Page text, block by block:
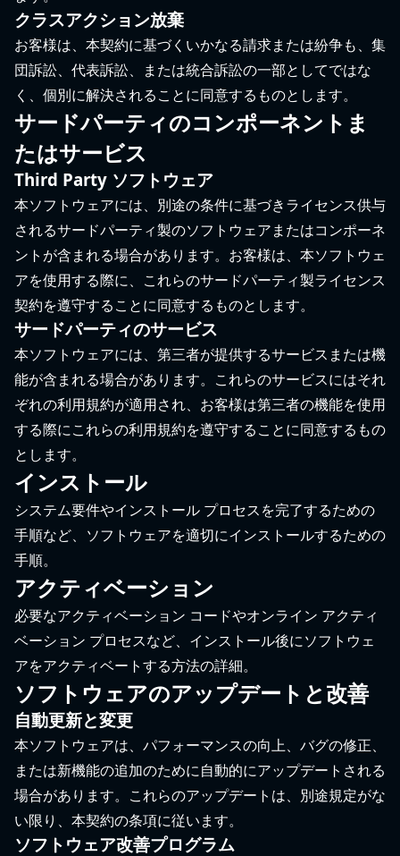
クラスアクション放棄
お客様は、本契約に基づくいかなる請求または紛争も、集
団訴訟、代表訴訟、または統合訴訟の一部としてではな
く、個別に解決されることに同意するものとします。
サードパーティのコンポーネントま
たはサービス
Third Party ソフトウェア
本ソフトウェアには、別途の条件に基づきライセンス供与
されるサードパーティ製のソフトウェアまたはコンポーネ
ントが含まれる場合があります。お客様は、本ソフトウェ
アを使用する際に、これらのサードパーティ製ライセンス
契約を遵守することに同意するものとします。
サードパーティのサービス
本ソフトウェアには、第三者が提供するサービスまたは機
能が含まれる場合があります。これらのサービスにはそれ
ぞれの利用規約が適用され、お客様は第三者の機能を使用
する際にこれらの利用規約を遵守することに同意するもの
とします。
インストール
システム要件やインストール プロセスを完了するための
手順など、ソフトウェアを適切にインストールするための
手順。
アクティベーション
必要なアクティベーション コードやオンライン アクティ
ベーション プロセスなど、インストール後にソフトウェ
アをアクティベートする方法の詳細。
ソフトウェアのアップデートと改善
自動更新と変更
本ソフトウェアは、パフォーマンスの向上、バグの修正、
または新機能の追加のために自動的にアップデートされる
場合があります。これらのアップデートは、別途規定がな
い限り、本契約の条項に従います。
ソフトウェア改善プログラム